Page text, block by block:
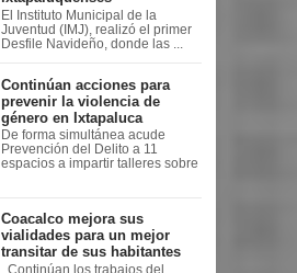
El Instituto Municipal de la
Juventud (IMJ), realizó el primer
Desfile Navideño, donde las ...
Continúan acciones para
prevenir la violencia de
género en Ixtapaluca
De forma simultánea acude
Prevención del Delito a 11
espacios a impartir talleres sobre
Coacalco mejora sus
vialidades para un mejor
transitar de sus habitantes
Continúan los trabajos del